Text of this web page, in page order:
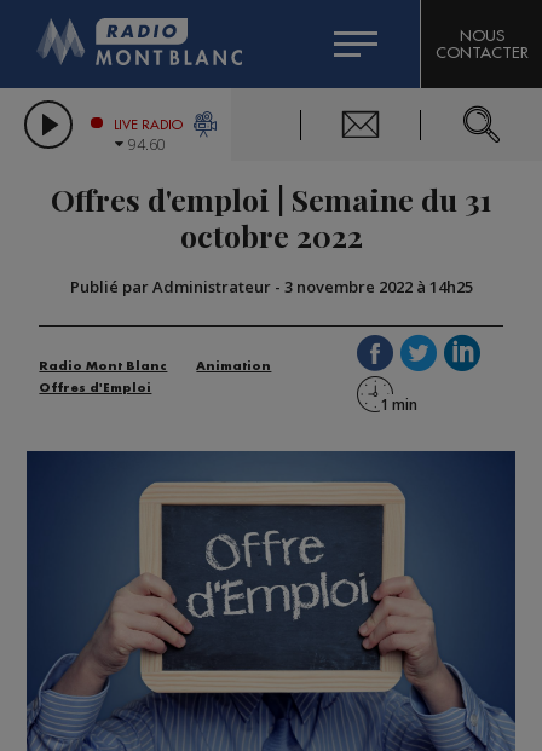
LES CHRONIQUES DE L'EXPERT
CITIZEN MACHINERY
GRAND MASSIF DOMAINES SKIABLES
BIGARD
COMPAGNIE DU MONT-BLANC
NOUS
CONTACTER
LIVE RADIO
94.60
Offres d'emploi | Semaine du 31
octobre 2022
Publié par Administrateur- 3 novembre 2022 à 14h25
Radio Mont Blanc
Animation
Offres d'Emploi